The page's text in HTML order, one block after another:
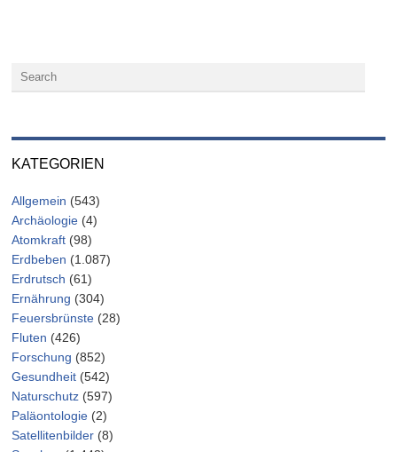
KATEGORIEN
Allgemein (543)
Archäologie (4)
Atomkraft (98)
Erdbeben (1.087)
Erdrutsch (61)
Ernährung (304)
Feuersbrünste (28)
Fluten (426)
Forschung (852)
Gesundheit (542)
Naturschutz (597)
Paläontologie (2)
Satellitenbilder (8)